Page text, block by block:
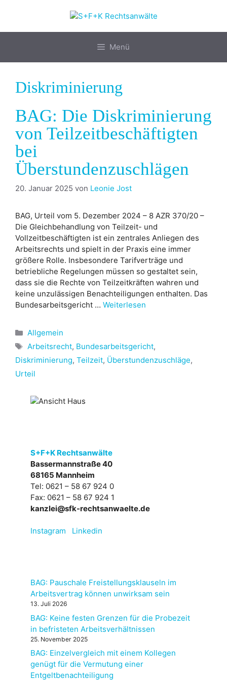
Menü
Diskriminierung
BAG: Die Diskriminierung
von Teilzeitbeschäftigten
bei
Überstundenzuschlägen
20. Januar 2025 von Leonie Jost
BAG, Urteil vom 5. Dezember 2024 – 8 AZR 370/20 –
Die Gleichbehandlung von Teilzeit- und
Vollzeitbeschäftigten ist ein zentrales Anliegen des
Arbeitsrechts und spielt in der Praxis eine immer
größere Rolle. Insbesondere Tarifverträge und
betriebliche Regelungen müssen so gestaltet sein,
dass sie die Rechte von Teilzeitkräften wahren und
keine unzulässigen Benachteiligungen enthalten. Das
Bundesarbeitsgericht … Weiterlesen
Kategorien
Allgemein
Schlagwörter
Arbeitsrecht, Bundesarbeitsgericht,
Diskriminierung, Teilzeit, Überstundenzuschläge,
Urteil
S+F+K Rechtsanwälte
Bassermannstraße 40
68165 Mannheim
Tel: 0621 – 58 67 924 0
Fax: 0621 – 58 67 924 1
kanzlei@sfk-rechtsanwaelte.de
Instagram Linkedin
BAG: Pauschale Freistellungsklauseln im
Arbeitsvertrag können unwirksam sein
13. Juli 2026
BAG: Keine festen Grenzen für die Probezeit
in befristeten Arbeitsverhältnissen
25. November 2025
BAG: Einzelvergleich mit einem Kollegen
genügt für die Vermutung einer
Entgeltbenachteiligung